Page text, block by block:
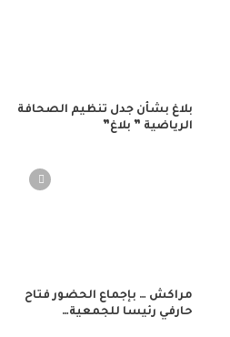
بلاغ بشأن جدل تنظيم الصحافة
الرياضية ” بلاغ”
مراكش … بإجماع الحضور فتاح
حارفي رئيسا للجمعية…